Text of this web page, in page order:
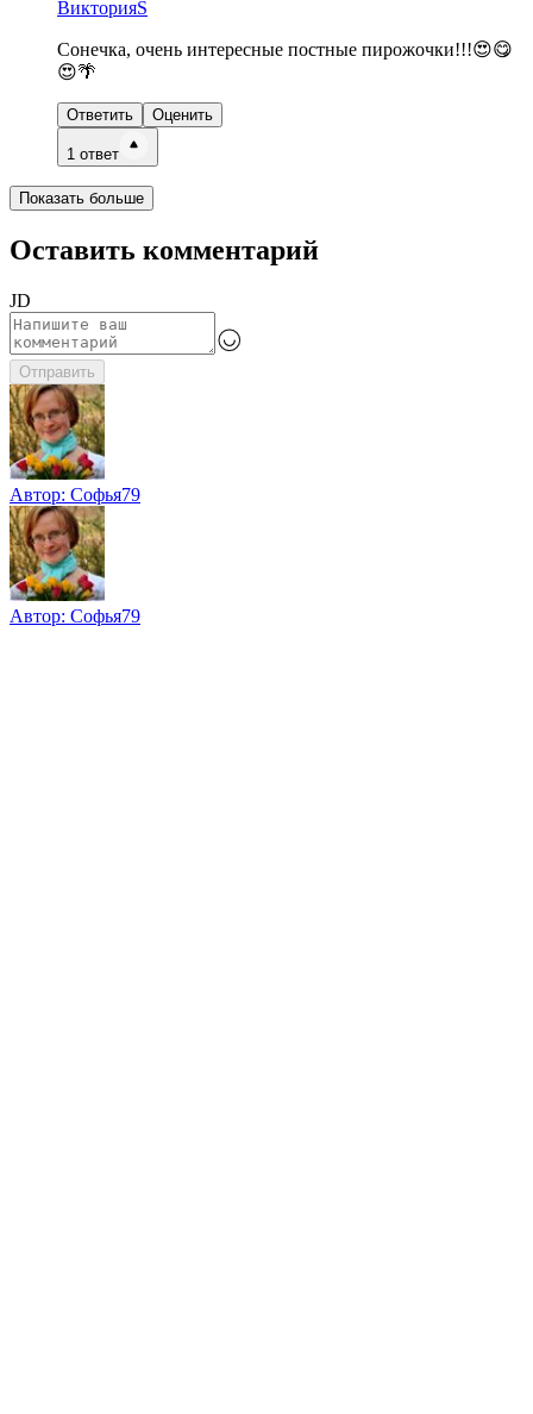
ВикторияS
Сонечка, очень интересные постные пирожочки!!!😍😋
😍🌴
Ответить Оценить
1 ответ
Показать больше
Оставить комментарий
JD
Отправить
Автор: Софья79
Автор: Софья79